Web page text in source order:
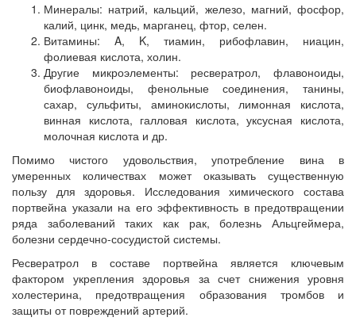
Минералы: натрий, кальций, железо, магний, фосфор,
калий, цинк, медь, марганец, фтор, селен.
Витамины: A, K, тиамин, рибофлавин, ниацин,
фолиевая кислота, холин.
Другие микроэлементы: ресвератрол, флавоноиды,
биофлавоноиды, фенольные соединения, танины,
сахар, сульфиты, аминокислоты, лимонная кислота,
винная кислота, галловая кислота, уксусная кислота,
молочная кислота и др.
Помимо чистого удовольствия, употребление вина в
умеренных количествах может оказывать существенную
пользу для здоровья. Исследования химического состава
портвейна указали на его эффективность в предотвращении
ряда заболеваний таких как рак, болезнь Альцгеймера,
болезни сердечно-сосудистой системы.
Ресвератрол в составе портвейна является ключевым
фактором укрепления здоровья за счет снижения уровня
холестерина, предотвращения образования тромбов и
защиты от повреждений артерий.